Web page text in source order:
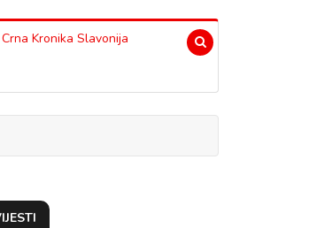
Crna Kronika Slavonija